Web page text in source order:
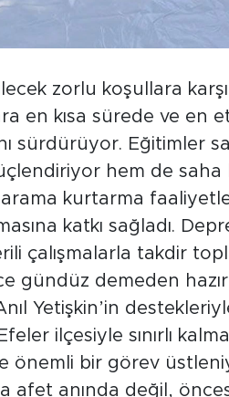
zorlu koşullara karşı
en kısa sürede ve en
sürdürüyor. Eğitimler
hem de saha
kurtarma
katkı sağladı.
çalışmalarla takdir
gündüz demeden
Yetişkin’in
ilçesiyle sınırlı
önemli bir görev
afet anında değil,